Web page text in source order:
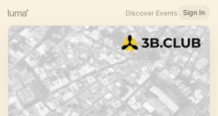
Discover Events Sign In